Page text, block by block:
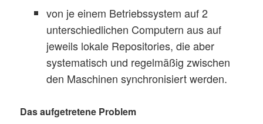
von je einem Betriebssystem auf 2
unterschiedlichen Computern aus auf
jeweils lokale Repositories, die aber
systematisch und regelmäßig zwischen
den Maschinen synchronisiert werden.
Das aufgetretene Problem